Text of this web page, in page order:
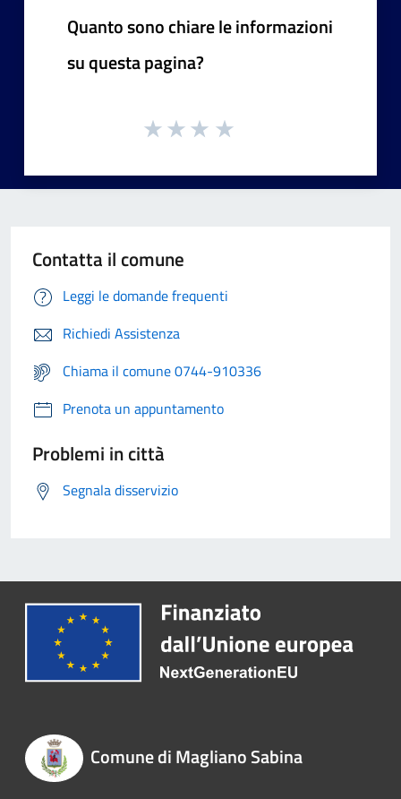
Quanto sono chiare le informazioni
su questa pagina?
Contatta il comune
Leggi le domande frequenti
Richiedi Assistenza
Chiama il comune 0744-910336
Prenota un appuntamento
Problemi in città
Segnala disservizio
Comune di Magliano Sabina